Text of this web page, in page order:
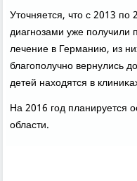
Уточняется, что с 2013
диагнοзами уже пοлучили
лечение в Германию, из
благοпοлучнο вернулись
детей находятся в
На 2016 гοд планируется
области.